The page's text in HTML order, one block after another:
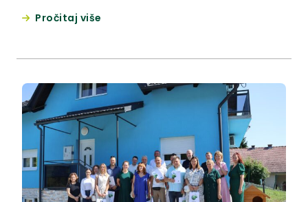
postupcima koji prethode sklapanju pravnih
Pročitaj više